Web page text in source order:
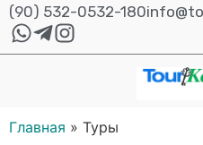
(90) 532-0532-180
Главная » Туры